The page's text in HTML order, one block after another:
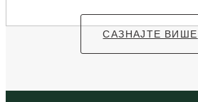
САЗНАЈТЕ ВИШЕ